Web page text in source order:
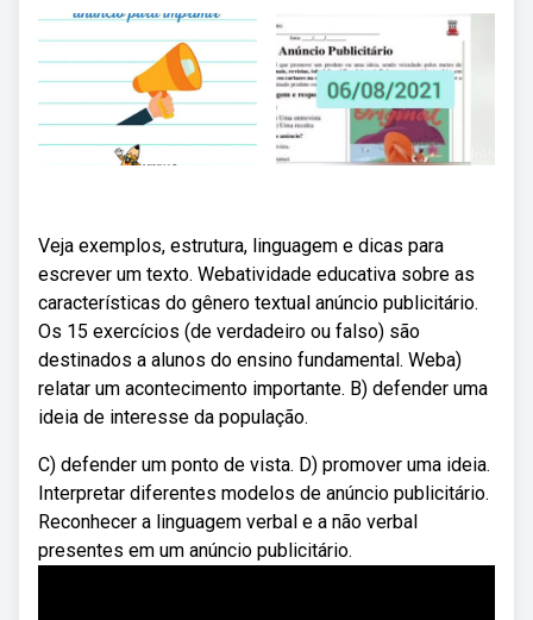
Veja exemplos, estrutura, linguagem e dicas para
escrever um texto. Webatividade educativa sobre as
características do gênero textual anúncio publicitário.
Os 15 exercícios (de verdadeiro ou falso) são
destinados a alunos do ensino fundamental. Weba)
relatar um acontecimento importante. B) defender uma
ideia de interesse da população.
C) defender um ponto de vista. D) promover uma ideia.
Interpretar diferentes modelos de anúncio publicitário.
Reconhecer a linguagem verbal e a não verbal
presentes em um anúncio publicitário.